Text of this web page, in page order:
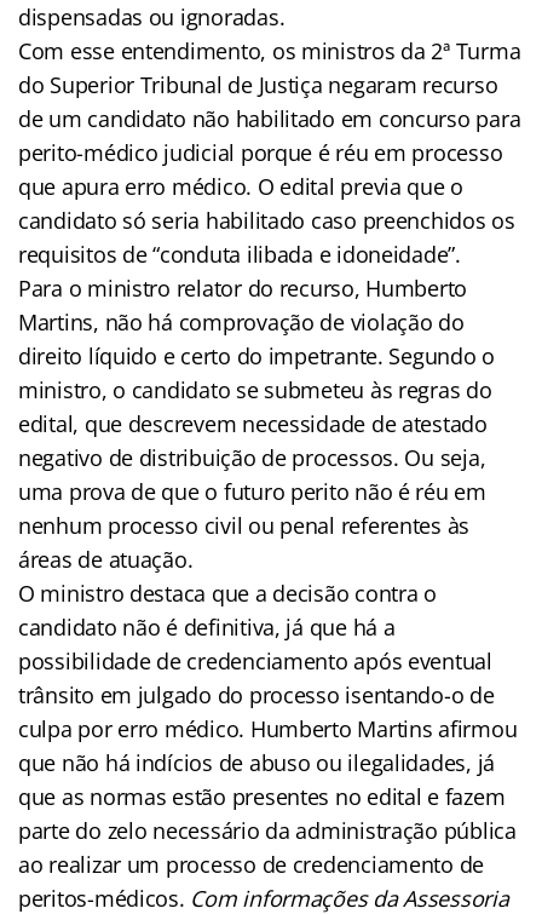
dispensadas ou ignoradas.
Com esse entendimento, os ministros da 2ª Turma
do Superior Tribunal de Justiça negaram recurso
de um candidato não habilitado em concurso para
perito-médico judicial porque é réu em processo
que apura erro médico. O edital previa que o
candidato só seria habilitado caso preenchidos os
requisitos de “conduta ilibada e idoneidade”.
Para o ministro relator do recurso, Humberto
Martins, não há comprovação de violação do
direito líquido e certo do impetrante. Segundo o
ministro, o candidato se submeteu às regras do
edital, que descrevem necessidade de atestado
negativo de distribuição de processos. Ou seja,
uma prova de que o futuro perito não é réu em
nenhum processo civil ou penal referentes às
áreas de atuação.
O ministro destaca que a decisão contra o
candidato não é definitiva, já que há a
possibilidade de credenciamento após eventual
trânsito em julgado do processo isentando-o de
culpa por erro médico. Humberto Martins afirmou
que não há indícios de abuso ou ilegalidades, já
que as normas estão presentes no edital e fazem
parte do zelo necessário da administração pública
ao realizar um processo de credenciamento de
peritos-médicos. Com informações da Assessoria